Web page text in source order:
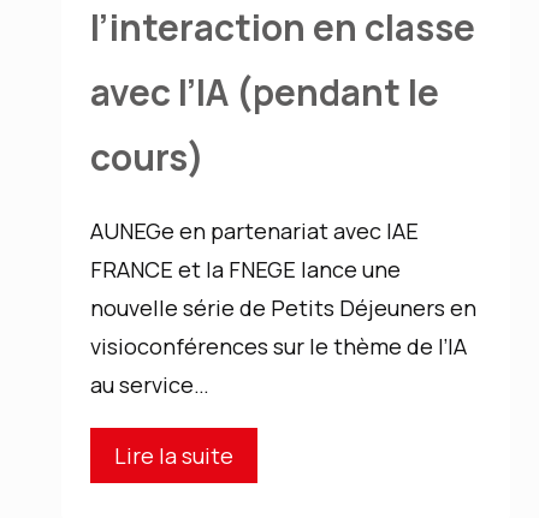
l’interaction en classe
avec l’IA (pendant le
cours)
AUNEGe en partenariat avec IAE
FRANCE et la FNEGE lance une
nouvelle série de Petits Déjeuners en
visioconférences sur le thème de l’IA
au service…
Lire la suite
IA